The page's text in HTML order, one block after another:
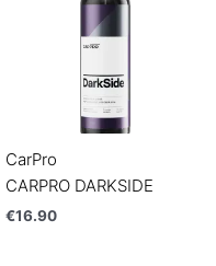
CarPro
CARPRO DARKSIDE
€16.90